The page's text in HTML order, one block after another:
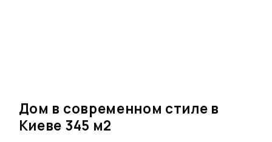
Дом в современном стиле в
Киеве 345 м2